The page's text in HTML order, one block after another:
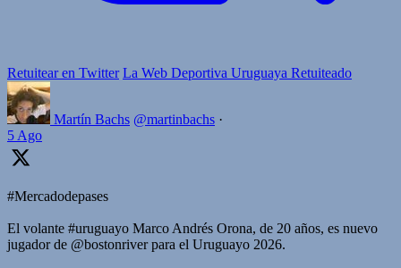
Retuitear en Twitter La Web Deportiva Uruguaya Retuiteado
Martín Bachs @martinbachs ·
5 Ago
#Mercadodepases
El volante #uruguayo Marco Andrés Orona, de 20 años, es nuevo
jugador de @bostonriver para el Uruguayo 2026.